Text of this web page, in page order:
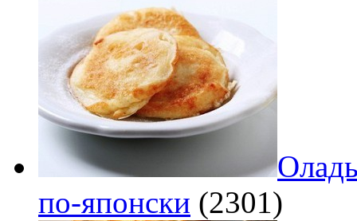
по‑японски (2301)